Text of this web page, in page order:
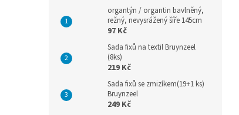
organtýn / organtin bavlněný,
režný, nevysrážený šíře 145cm
97 Kč
Sada fixů na textil Bruynzeel
(8ks)
219 Kč
Sada fixů se zmizíkem(19+1 ks)
Bruynzeel
249 Kč